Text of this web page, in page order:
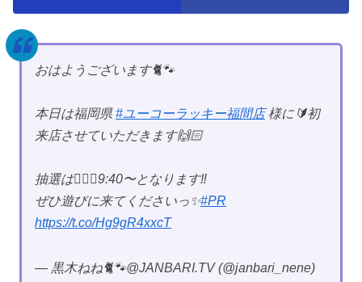
おはようございます🐈🐾
本日は福岡県 #ユーコーラッキー福間店様に🔰初
来店させていただきます🙌🏻
抽選は💁🏻‍♀️9:40〜となります‼︎
ぜひ遊びに来てくださいっ✨#PR
https://t.co/Hg9gR4xxcT
— 黒木ねね🐈🐾@JANBARI.TV (@janbari_nene)